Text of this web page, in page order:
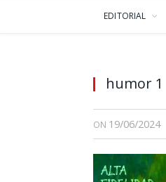
EDITORIAL
humor 1
ON 19/06/2024